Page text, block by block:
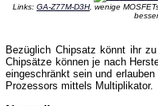
Links: GA-Z77M-D3H, wenige
Bezüglich Chipsatz könnt ihr zu
Chipsätze können je nach
eingeschränkt sein und
Prozessors mittels Multiplikator.